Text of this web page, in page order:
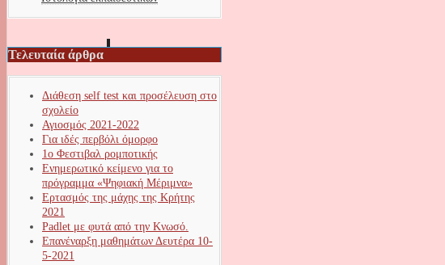
Τελευταία άρθρα
Διάθεση self test και προσέλευση στο
σχολείο
Αγιοσμός 2021-2022
Για ιδές περβόλι όμορφο
1ο Φεστιβαλ ρομποτικής
Ενημερωτικό κείμενο για το
πρόγραμμα «Ψηφιακή Μέριμνα»
Ερτασμός της μάχης της Κρήτης
2021
Padlet με φυτά από την Κνωσό.
Επανέναρξη μαθημάτων Δευτέρα 10-
5-2021